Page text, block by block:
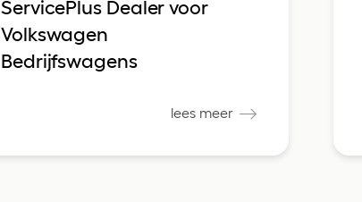
ServicePlus Dealer voor
Volkswagen
Bedrijfswagens
lees meer